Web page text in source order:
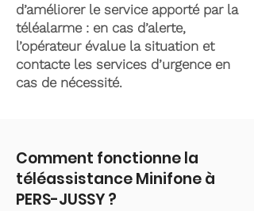
d’améliorer le service apporté par la
téléalarme : en cas d’alerte,
l’opérateur évalue la situation et
contacte les services d’urgence en
cas de nécessité.
Comment fonctionne la
téléassistance Minifone à
PERS-JUSSY ?